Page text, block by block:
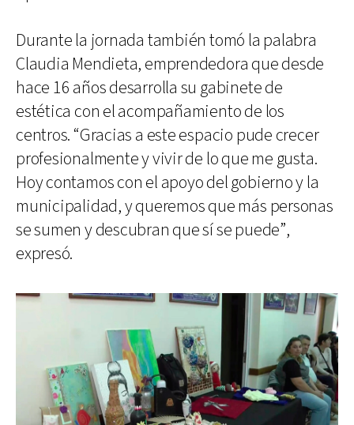
Durante la jornada también tomó la palabra
Claudia Mendieta, emprendedora que desde
hace 16 años desarrolla su gabinete de
estética con el acompañamiento de los
centros. “Gracias a este espacio pude crecer
profesionalmente y vivir de lo que me gusta.
Hoy contamos con el apoyo del gobierno y la
municipalidad, y queremos que más personas
se sumen y descubran que sí se puede”,
expresó.